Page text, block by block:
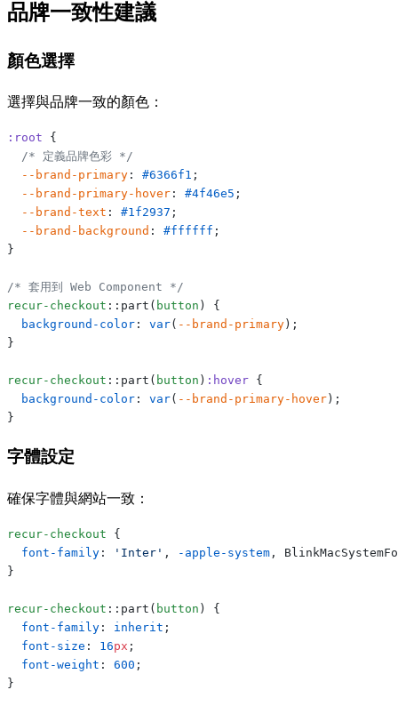
品牌一致性建議
顏色選擇
選擇與品牌一致的顏色：
:root {
  /* 定義品牌色彩 */
  --brand-primary
: #6366f1 ;
  --brand-primary-hover
: #4f46e5 ;
  --brand-text
: #1f2937 ;
  --brand-background
: #ffffff ;
}
/* 套用到 Web Component */
recur-checkout ::part( button ) {
  background-color
: var( --brand-primary );
}
recur-checkout ::part( button ) :hover {
  background-color
: var( --brand-primary-hover );
}
字體設定
確保字體與網站一致：
recur-checkout {
  font-family
: 'Inter' , -apple-system ,
}
recur-checkout ::part( button ) {
  font-family
: inherit ;
  font-size
: 16px ;
  font-weight
: 600 ;
}